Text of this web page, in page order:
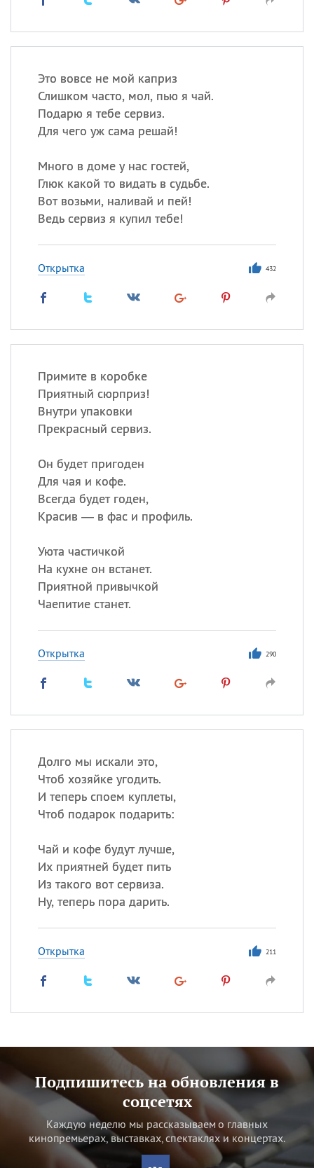
Это вовсе не мой каприз
Слишком часто, мол, пью я чай.
Подарю я тебе сервиз.
Для чего уж сама решай!
Много в доме у нас гостей,
Глюк какой то видать в судьбе.
Вот возьми, наливай и пей!
Ведь сервиз я купил тебе!
Открытка 432
Примите в коробке
Приятный сюрприз!
Внутри упаковки
Прекрасный сервиз.
Он будет пригоден
Для чая и кофе.
Всегда будет годен,
Красив — в фас и профиль.
Уюта частичкой
На кухне он встанет.
Приятной привычкой
Чаепитие станет.
Открытка 290
Долго мы искали это,
Чтоб хозяйке угодить.
И теперь споем куплеты,
Чтоб подарок подарить:
Чай и кофе будут лучше,
Их приятней будет пить
Из такого вот сервиза.
Ну, теперь пора дарить.
Открытка 211
Подпишитесь на обновления в
соцсетях
Каждую неделю мы рассказываем о главных
кинопремьерах, выставках, спектаклях и концертах.